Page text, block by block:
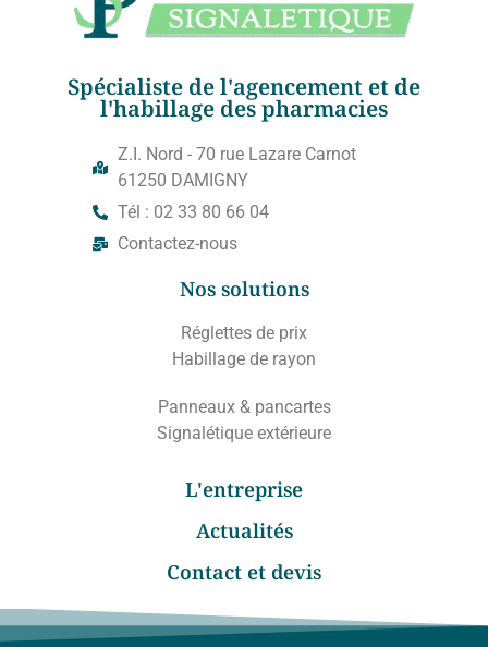
Spécialiste de l'agencement et de
l'habillage des pharmacies
Z.I. Nord - 70 rue Lazare Carnot
61250 DAMIGNY
Tél : 02 33 80 66 04
Contactez-nous
Nos solutions
Réglettes de prix
Habillage de rayon
Panneaux & pancartes
Signalétique extérieure
L'entreprise
Actualités
Contact et devis